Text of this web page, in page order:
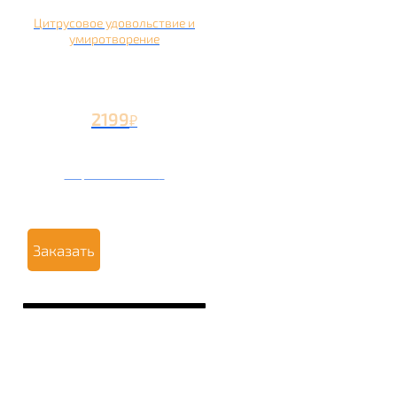
Цитрусовое удовольствие и
умиротворение
2199₽
Заказать